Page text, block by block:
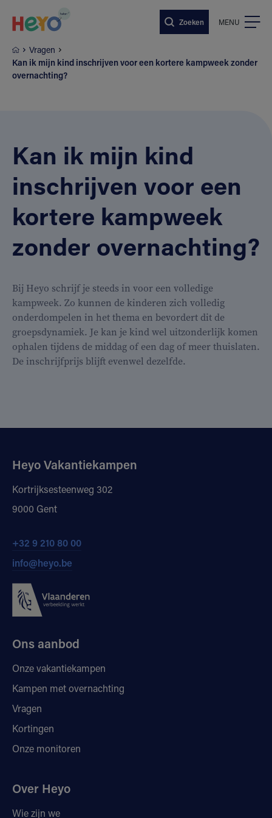
Zoeken MENU
Vragen
Kan ik mijn kind inschrijven voor een kortere kampweek zonder
overnachting?
Kan ik mijn kind
inschrijven voor een
kortere kampweek
zonder overnachting?
Bij Heyo schrijf je steeds in voor een volledige
kampweek. Zo kunnen de kinderen zich volledig
onderdompelen in het thema en bevordert dit de
groepsdynamiek. Je kan je kind wel uitzonderlijk komen
ophalen tijdens de middag of een dag of meer thuislaten.
De inschrijfprijs blijft evenwel dezelfde.
Heyo Vakantiekampen
Kortrijksesteenweg 302
9000 Gent
+32 9 210 80 00
info@heyo.be
Ons aanbod
Onze vakantiekampen
Kampen met overnachting
Vragen
Kortingen
Onze monitoren
Over Heyo
Wie zijn we